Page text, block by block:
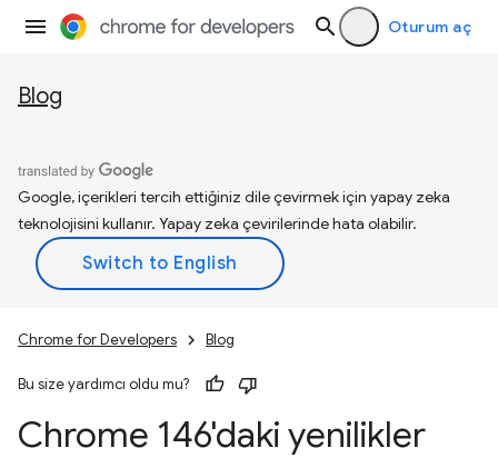
Oturum aç
Blog
Google, içerikleri tercih ettiğiniz dile çevirmek için yapay zeka
teknolojisini kullanır. Yapay zeka çevirilerinde hata olabilir.
Chrome for Developers Blog
Bu size yardımcı oldu mu?
Chrome 146'daki yenilikler